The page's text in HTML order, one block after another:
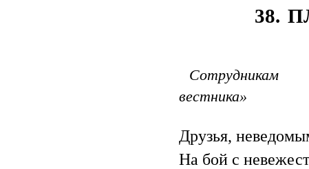
38.
вестника»
Друзья,
На бой с